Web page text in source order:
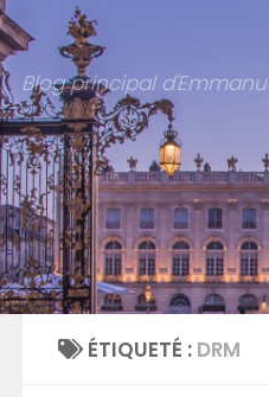
Blog principal
ÉTIQUETÉ : DRM